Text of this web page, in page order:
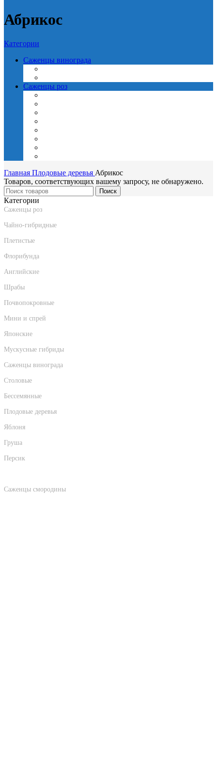
Абрикос
Категории
Саженцы винограда
Саженцы роз
Главная Плодовые деревья Абрикос
Товаров, соответствующих вашему запросу, не обнаружено.
Поиск
Категории
Саженцы роз
Чайно-гибридные
Плетистые
Флорибунда
Английские
Шрабы
Почвопокровные
Мини и спрей
Японские
Мускусные гибриды
Саженцы винограда
Столовые
Бессемянные
Плодовые деревья
Яблоня
Груша
Персик
Саженцы смородины